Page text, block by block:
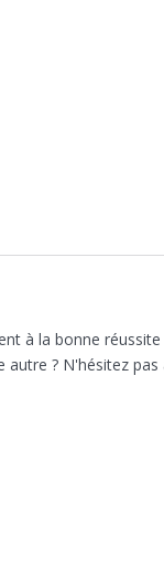
à la bonne
autre ? N'hésitez pas